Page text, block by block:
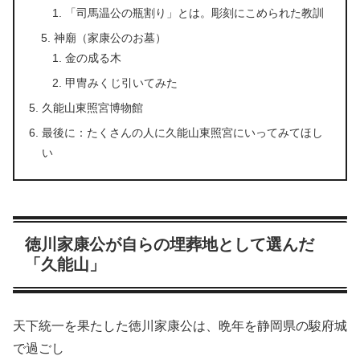
「司馬温公の瓶割り」とは。彫刻にこめられた教訓
神廟（家康公のお墓）
金の成る木
甲冑みくじ引いてみた
久能山東照宮博物館
最後に：たくさんの人に久能山東照宮にいってみてほし
い
徳川家康公が自らの埋葬地として選んだ
「久能山」
天下統一を果たした徳川家康公は、晩年を静岡県の駿府城
で過ごし